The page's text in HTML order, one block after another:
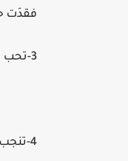
فقدَت
3-تحب المرأة أم حبيبها لأنها أهدتها حبيب العمر ، وتكره أم زوجها لأنها غبية أنجبت هذا الغبي.
4-